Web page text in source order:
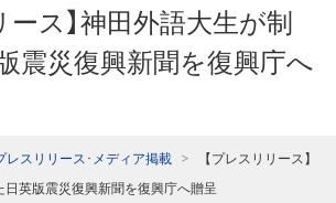
ース】神田外語大生が制
震災復興新聞を復興庁へ
レスリリース･メディア掲載
【プレスリリース】
英版震災復興新聞を復興庁へ贈呈